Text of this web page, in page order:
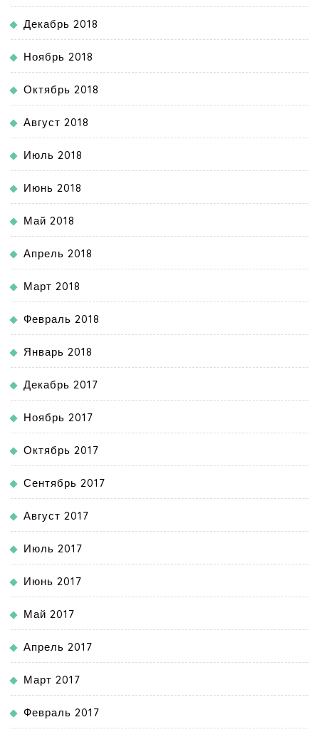
Декабрь 2018
Ноябрь 2018
Октябрь 2018
Август 2018
Июль 2018
Июнь 2018
Май 2018
Апрель 2018
Март 2018
Февраль 2018
Январь 2018
Декабрь 2017
Ноябрь 2017
Октябрь 2017
Сентябрь 2017
Август 2017
Июль 2017
Июнь 2017
Май 2017
Апрель 2017
Март 2017
Февраль 2017